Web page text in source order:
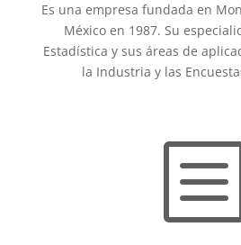
Es una empresa fundada en
México en 1987. Su
Estadística y sus áreas de
la Industria y las
b